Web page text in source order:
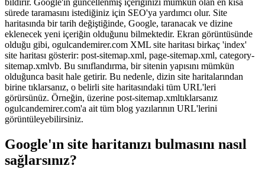
sürede taramasını istediğiniz için SEO'ya yardımcı olur. Site
haritasında bir tarih değiştiğinde, Google, taranacak ve dizine
eklenecek yeni içeriğin olduğunu bilmektedir. Ekran görüntüsünde
olduğu gibi, ogulcandemirer.com XML site haritası birkaç 'index'
site haritası gösterir: post-sitemap.xml, page-sitemap.xml, category-
sitemap.xmlvb. Bu sınıflandırma, bir sitenin yapısını mümkün
olduğunca basit hale getirir. Bu nedenle, dizin site haritalarından
birine tıklarsanız, o belirli site haritasındaki tüm URL'leri
görürsünüz. Örneğin, üzerine post-sitemap.xmltıklarsanız
ogulcandemirer.com'a ait tüm blog yazılarının URL'lerini
görüntüleyebilirsiniz.
Google'ın site haritanızı bulmasını nasıl
sağlarsınız?